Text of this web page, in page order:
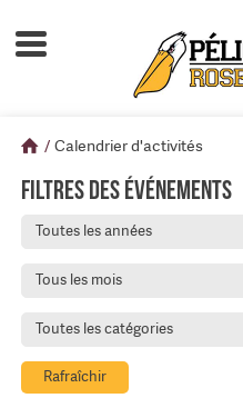
Accueil
Calendrier d'activités
/ Calendrier d'activités
Filtres des événements
Toutes les années
Tous les mois
Toutes les catégories
Rafraîchir